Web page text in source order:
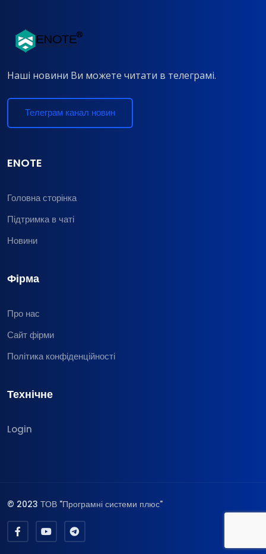
Наші новини Ви можете читати в телеграмі.
Телеграм канал новин
ENOTE
Головна сторінка
Підтримка в чаті
Новини
Фірма
Про нас
Сайт фірми
Політика конфіденційності
Технічне
Login
© 2023 ТОВ "Програмні системи плюс"